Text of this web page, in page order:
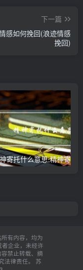
下一篇
感如何挽回(浪迹情感
挽回)
有内容，均为
企业，未经许
禁止转载、摘
法律责任。 苏